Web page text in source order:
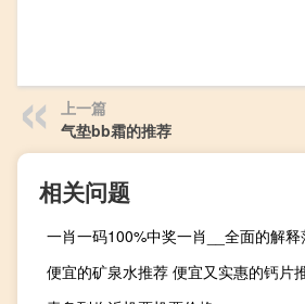
上一篇
气垫bb霜的推荐
相关问题
一肖一码100%中奖一肖__全面的解
便宜的矿泉水推荐 便宜又实惠的钙片